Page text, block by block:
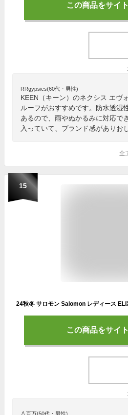
この商品をサイ
RRgypsies(60代・男性)
KEEN（キーン）のネクシス エヴ
ルーフがおすすめです。防水透湿
あるので、雨やぬかるみに対応で
入っていて、ブランド感がありお
全
15
この商品をサイ
八百万(50代・男性)